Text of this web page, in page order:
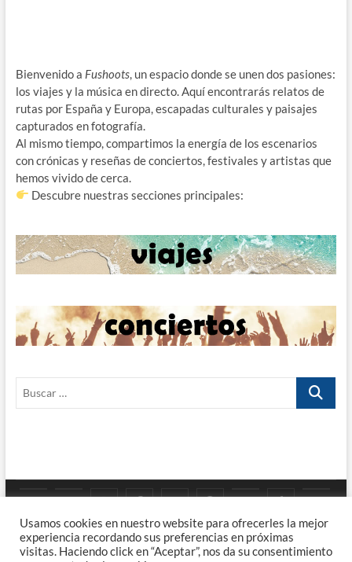
2025.
Bienvenido a Fushoots, un espacio donde se unen dos pasiones:
los viajes y la música en directo. Aquí encontrarás relatos de
rutas por España y Europa, escapadas culturales y paisajes
capturados en fotografía.
Al mismo tiempo, compartimos la energía de los escenarios
con crónicas y reseñas de conciertos, festivales y artistas que
hemos vivido de cerca.
Descubre nuestras secciones principales:
Buscar
Maps
FUShoots – Viajes, Rock, Fotografía y Café.| Diseñado por:Theme
Usamos cookies en nuestro website para ofrecerles la mejor
experiencia recordando sus preferencias en próximas
visitas. Haciendo click en “Aceptar”, nos da su consentimiento